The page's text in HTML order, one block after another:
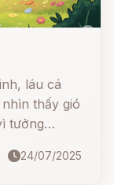
láu cá
thấy gió
tưởng
bia”, cô
24/07/2025